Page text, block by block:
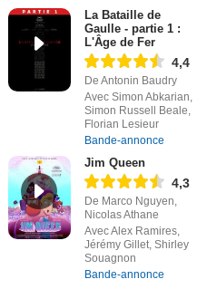
La Bataille de
Gaulle - partie 1 :
L'Âge de Fer
4,4
De Antonin Baudry
Avec Simon Abkarian,
Simon Russell Beale,
Florian Lesieur
Bande-annonce
Jim Queen
4,3
De Marco Nguyen,
Nicolas Athane
Avec Alex Ramires,
Jérémy Gillet, Shirley
Souagnon
Bande-annonce